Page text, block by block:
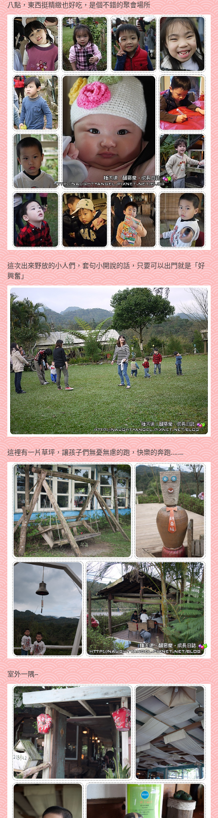
八點，東西挺精緻也好吃，是個不錯的聚會場所
這次出來野放的小人們，套句小開說的話，只要可以出門就是「好
興奮」
這裡有一片草坪，讓孩子們無憂無慮的跑，快樂的奔跑……..
室外一隅~